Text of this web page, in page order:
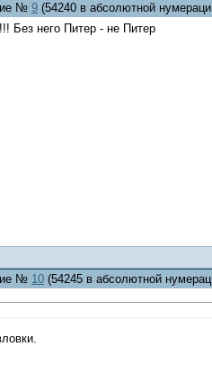
№ 9 (54240 в абсолютной
Без него Питер - не Питер
№ 10 (54245 в абсолютной